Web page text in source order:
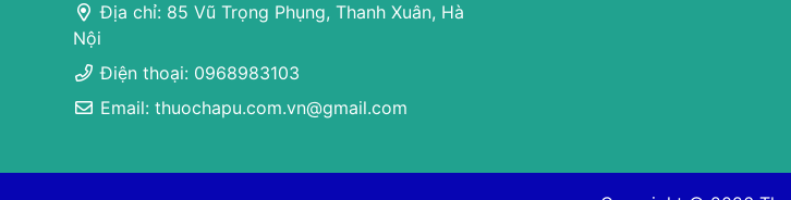
Địa chỉ: 85 Vũ Trọng Phụng, Thanh Xuân, Hà
Nội
Điện thoại: 0968983103
Email: thuochapu.com.vn@gmail.com